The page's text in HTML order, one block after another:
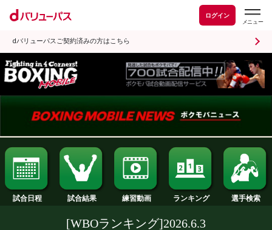
ログイン
dバリューパスご契約済みの方はこちら